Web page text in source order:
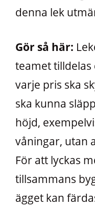
denna lek
Gör så här:
teamet tilldelas
varje pris ska
ska kunna
höjd,
våningar, utan
För att lyckas
tillsammans
ägget kan